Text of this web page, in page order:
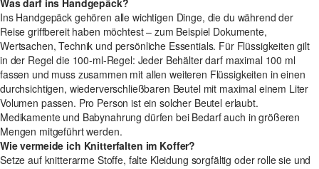
Was darf ins Handgepäck?
Ins Handgepäck gehören alle wichtigen Dinge, die du während der
Reise griffbereit haben möchtest – zum Beispiel Dokumente,
Wertsachen, Technik und persönliche Essentials. Für Flüssigkeiten gilt
in der Regel die 100-ml-Regel: Jeder Behälter darf maximal 100 ml
fassen und muss zusammen mit allen weiteren Flüssigkeiten in einen
durchsichtigen, wiederverschließbaren Beutel mit maximal einem Liter
Volumen passen. Pro Person ist ein solcher Beutel erlaubt.
Medikamente und Babynahrung dürfen bei Bedarf auch in größeren
Mengen mitgeführt werden.
Wie vermeide ich Knitterfalten im Koffer?
Setze auf knitterarme Stoffe, falte Kleidung sorgfältig oder rolle sie und